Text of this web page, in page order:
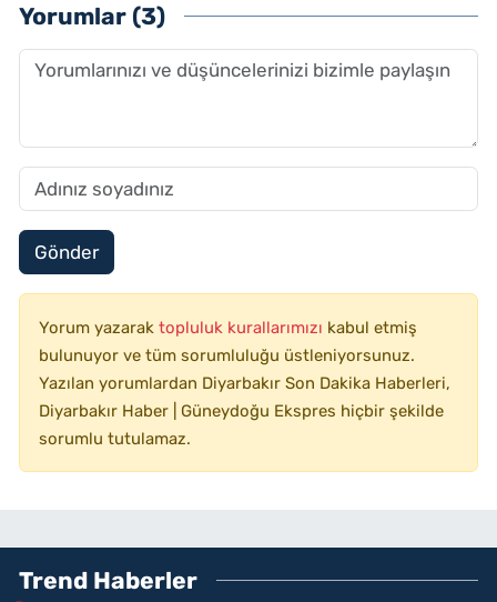
Yorumlar (3)
Gönder
Yorum yazarak topluluk kurallarımızı kabul etmiş
bulunuyor ve tüm sorumluluğu üstleniyorsunuz.
Yazılan yorumlardan Diyarbakır Son Dakika Haberleri,
Diyarbakır Haber | Güneydoğu Ekspres hiçbir şekilde
sorumlu tutulamaz.
Trend Haberler